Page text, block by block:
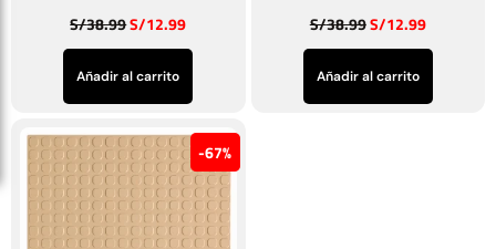
S/38.99S/12.99
Añadir al carrito
S/38.99S/12.99
Añadir al carrito
67%